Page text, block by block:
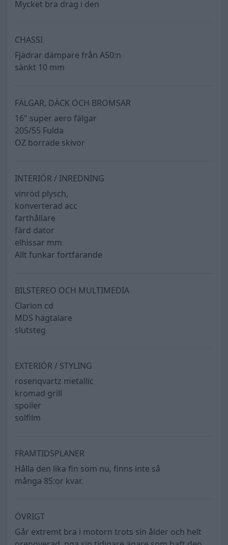
Mycket bra drag i den
CHASSI
Fjädrar dämpare från A50:n
sänkt 10 mm
FÄLGAR, DÄCK OCH BROMSAR
16" super aero fälgar
205/55 Fulda
OZ borrade skivor
INTERIÖR / INREDNING
vinröd plysch,
konverterad acc
farthållare
färd dator
elhissar mm
Allt funkar fortfarande
BILSTEREO OCH MULTIMEDIA
Clarion cd
MDS hägtalare
slutsteg
EXTERIÖR / STYLING
rosenqvartz metallic
kromad grill
spoiler
solfilm
FRAMTIDSPLANER
Hålla den lika fin som nu, finns inte så
många 85:or kvar.
ÖVRIGT
Går extremt bra i motorn trots sin ålder och helt